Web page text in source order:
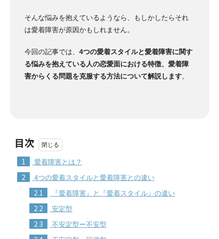
そんな悩みを抱えているようなら、もしかしたらそれ
は愛着障害が原因かもしれません。
今回の記事では、 4つの愛着スタイルと愛着障害に関す
る悩みを抱えている人の恋愛面における特徴、愛着障
害からくる問題を克服する方法について解説します。
目次
1 愛着障害とは？
2 4つの愛着スタイルと愛着障害との違い
2.1 『愛着障害』と『愛着スタイル』の違い
2.2 安定型
2.3 不安定型ー不安型